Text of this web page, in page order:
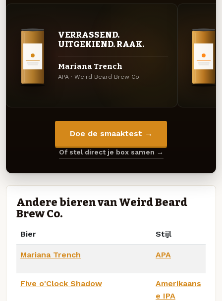
VERRASSEND.
UITGEKIEND. RAAK.
Mariana Trench
APA · Weird Beard Brew Co.
Doe de smaaktest →
Of stel direct je box samen →
Andere bieren van Weird Beard
Brew Co.
Bier Stijl
Mariana Trench APA
Five o'Clock Shadow
Amerikaans
e IPA